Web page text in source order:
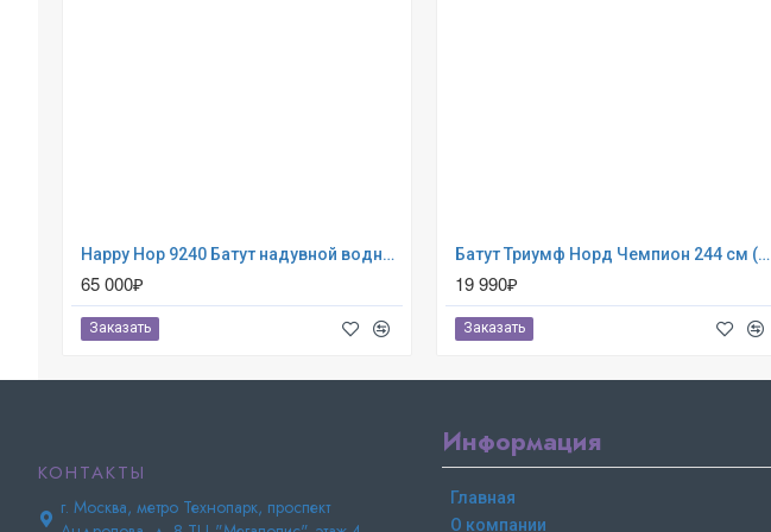
Happy Hop 9240 Батут надувной водная горка «Крокодильчик»
65 000₽
Заказать
Бaтут Триумф Норд Чемпион 244 см (80060)
19 990₽
Заказать
КОНТАКТЫ
г. Москва, метро Технопарк, проспект
Информация
Главная
О компании